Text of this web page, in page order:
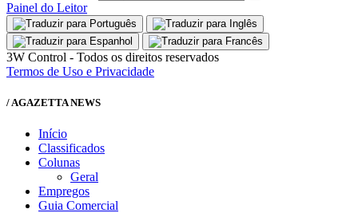
Painel do Leitor
3W Control - Todos os direitos reservados
Termos de Uso e Privacidade
/ AGAZETTA NEWS
Início
Classificados
Colunas
Geral
Empregos
Guia Comercial